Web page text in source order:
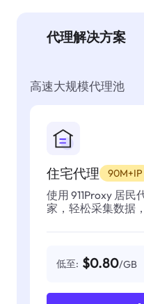
代理解决方案
高速大规模代理池
住宅代理 90M+IP
使用 911Proxy 居民
家，轻松采集数据
低至: $0.80/GB